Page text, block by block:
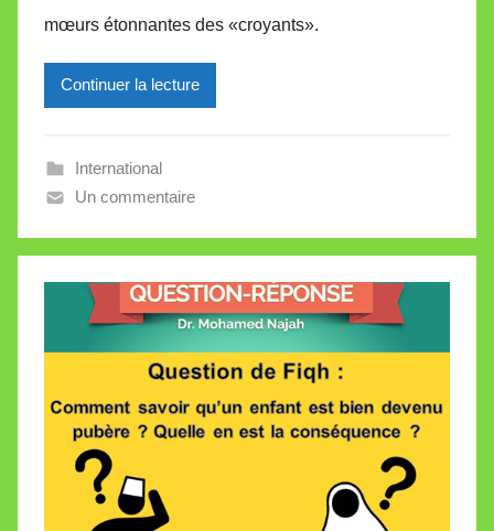
i
r
a
l
l
t
t
e
mœurs étonnantes des «croyants».
Continuer la lecture
International
Un commentaire